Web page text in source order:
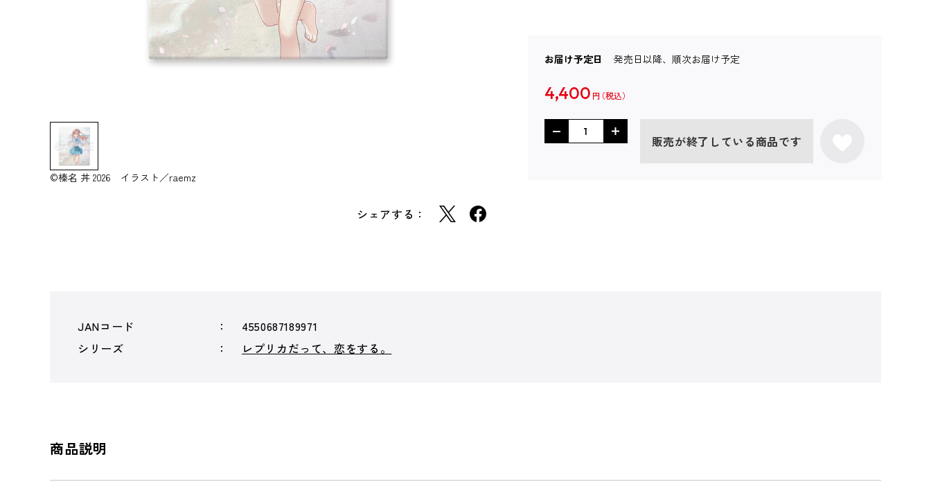
©榛名 丼 2026 イラスト／raemz
シェアする：
お届け予定日 発売日以降、順次お届け予定
4,400 円
販売が終了している商品です
JANコード
4550687189971
シリーズ
レプリカだって、恋をする。
商品説明